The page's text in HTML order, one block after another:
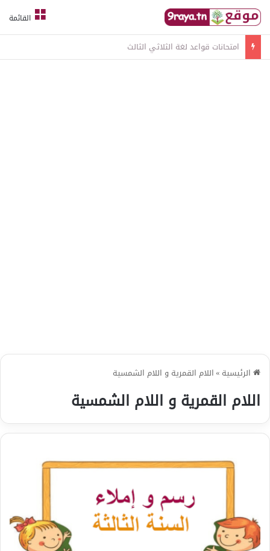
القائمة
امتحانات قواعد لغة الثلاثي الثالث
الرئيسية »اللام القمرية و اللام الشمسية
اللام القمرية و اللام الشمسية